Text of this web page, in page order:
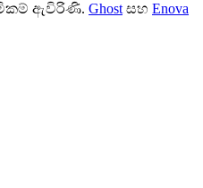
ඇවිරිණි. Ghost සහ Enova